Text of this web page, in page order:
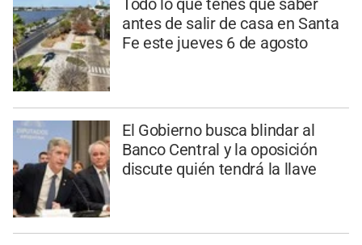
Todo lo que tenés que saber
antes de salir de casa en Santa
Fe este jueves 6 de agosto
El Gobierno busca blindar al
Banco Central y la oposición
discute quién tendrá la llave